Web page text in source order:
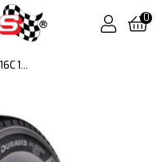
0
235/65R16C 121/119R DURAVIS A/S EVO DOT 2025